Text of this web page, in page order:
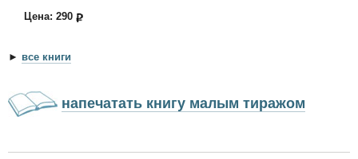
Цена: 290
► все книги
напечатать книгу малым тиражом